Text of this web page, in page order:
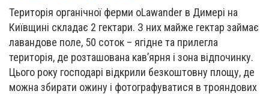
Територія органічної ферми oLawander в Димері на
Київщині складає 2 гектари. З них майже гектар займає
лавандове поле, 50 соток – ягідне та прилегла
територія, де розташована кав’ярня і зона відпочинку.
Цього року господарі відкрили безкоштовну площу, де
можна збирати ожину і фотографуватися в трояндових